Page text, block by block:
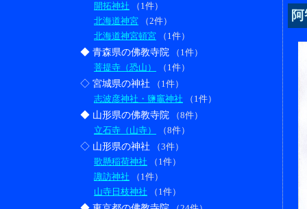
開拓神社 （1件）
北海道神宮 （2件）
北海道神宮頓宮 （1件）
◆ 青森県の佛教寺院 （1件）
菩提寺（恐山）
（1件）
◇ 宮城県の神社 （1件）
志波彦神社・鹽竈神社 （1件）
◆ 山形県の佛教寺院 （8件）
立石寺（山寺）
（8件）
◇ 山形県の神社 （3件）
歌懸稲荷神社 （1件）
諏訪神社 （1件）
山寺日枝神社 （1件）